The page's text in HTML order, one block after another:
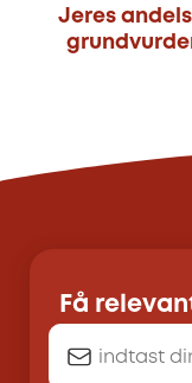
Jeres
Få